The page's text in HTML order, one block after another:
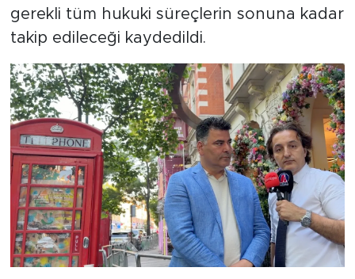
gerekli tüm hukuki süreçlerin sonuna kadar
takip edileceği kaydedildi.